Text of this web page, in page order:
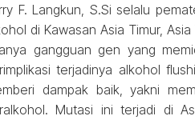
F. Langkun, S.Si selalu
di Kawasan Asia Timur,
gangguan gen yang
terjadinya alkohol
dampak baik, yakni
Mutasi ini terjadi di